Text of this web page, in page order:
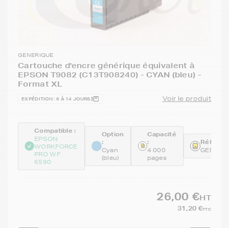
GENERIQUE
Cartouche d'encre générique équivalent à
EPSON T9082 (C13T908240) - CYAN (bleu) -
Format XL
EXPÉDITION : 6 À 14 JOURS Voir le produit
Compatible :
EPSON
WORKFORCE
PRO WF
6590
Option
:
Cyan
(bleu)
Capacité
:
4 000
pages
26,00 €HT
31,20 €TTC